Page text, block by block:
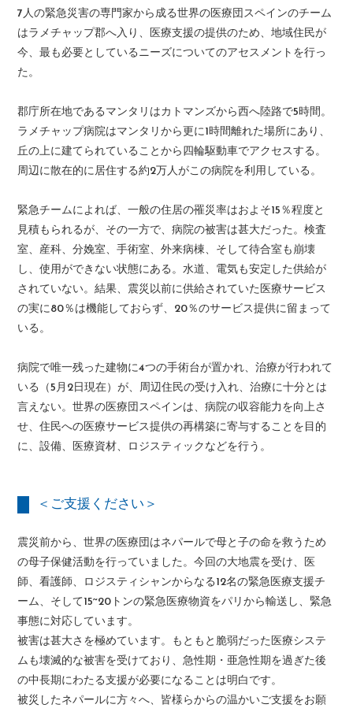
7人の緊急災害の専門家から成る世界の医療団スペインのチーム
はラメチャップ郡へ入り、医療支援の提供のため、地域住民が
今、最も必要としているニーズについてのアセスメントを行っ
た。
郡庁所在地であるマンタリはカトマンズから西へ陸路で5時間。
ラメチャップ病院はマンタリから更に1時間離れた場所にあり、
丘の上に建てられていることから四輪駆動車でアクセスする。
周辺に散在的に居住する約2万人がこの病院を利用している。
緊急チームによれば、一般の住居の罹災率はおよそ15％程度と
見積もられるが、その一方で、病院の被害は甚大だった。検査
室、産科、分娩室、手術室、外来病棟、そして待合室も崩壊
し、使用ができない状態にある。水道、電気も安定した供給が
されていない。結果、震災以前に供給されていた医療サービス
の実に80％は機能しておらず、20％のサービス提供に留まって
いる。
病院で唯一残った建物に4つの手術台が置かれ、治療が行われて
いる（5月2日現在）が、周辺住民の受け入れ、治療に十分とは
言えない。世界の医療団スペインは、病院の収容能力を向上さ
せ、住民への医療サービス提供の再構築に寄与することを目的
に、設備、医療資材、ロジスティックなどを行う。
＜ご支援ください＞
震災前から、世界の医療団はネパールで母と子の命を救うため
の母子保健活動を行っていました。今回の大地震を受け、医
師、看護師、ロジスティシャンからなる12名の緊急医療支援チ
ーム、そして15~20トンの緊急医療物資をパリから輸送し、緊急
事態に対応しています。
被害は甚大さを極めています。もともと脆弱だった医療システ
ムも壊滅的な被害を受けており、急性期・亜急性期を過ぎた後
の中長期にわたる支援が必要になることは明白です。
被災したネパールに方々へ、皆様らからの温かいご支援をお願